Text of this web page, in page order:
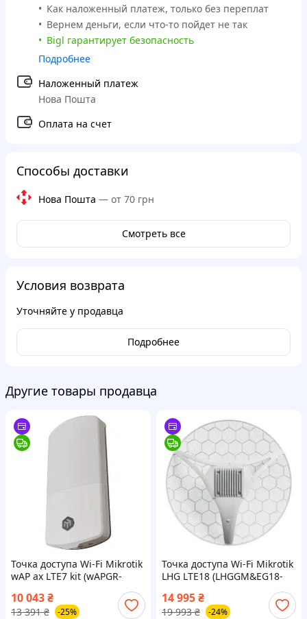
Как наложенный платеж, только без переплат
Вернем деньги, если что-то пойдет не так
Bigl гарантирует безопасность
Подробнее
Наложенный платеж
Нова Пошта
Оплата на счет
Способы доставки
Нова Пошта — от 70 грн
Смотреть все
Условия возврата
Уточняйте у продавца
Подробнее
Другие товары продавца
Точка доступа Wi-Fi Mikrotik
wAP ax LTE7 kit (wAPGR-
10 043₴
13 391 ₴ -25%
Точка доступа Wi-Fi Mikrotik
LHG LTE18 (LHGGM&EG18-
14 995₴
19 993 ₴ -24%